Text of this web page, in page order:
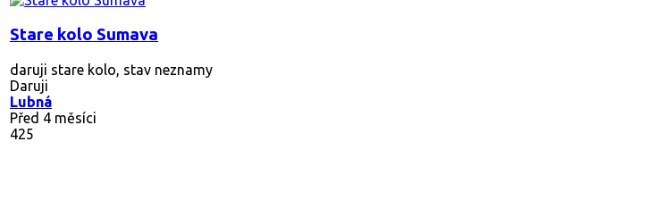
Stare kolo Sumava
daruji stare kolo, stav neznamy
Daruji
Lubná
Před 4 měsíci
425